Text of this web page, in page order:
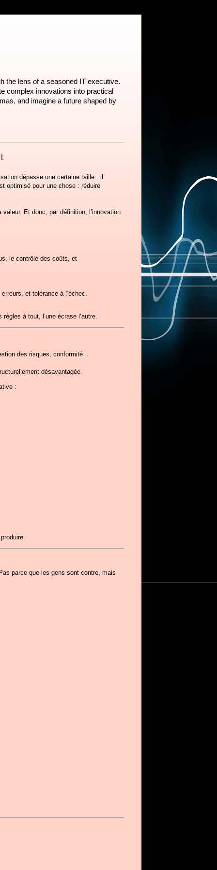
the lens of a seasoned IT executive.
complex innovations into practical
and imagine a future shaped by
dépasse une certaine taille : il
optimisé pour une chose : réduire
valeur. Et donc, par définition, l’innovation
le contrôle des coûts, et
et tolérance à l’échec.
à tout, l’une écrase l’autre.
des risques, conformité…
désavantagée.
:
parce que les gens sont contre, mais